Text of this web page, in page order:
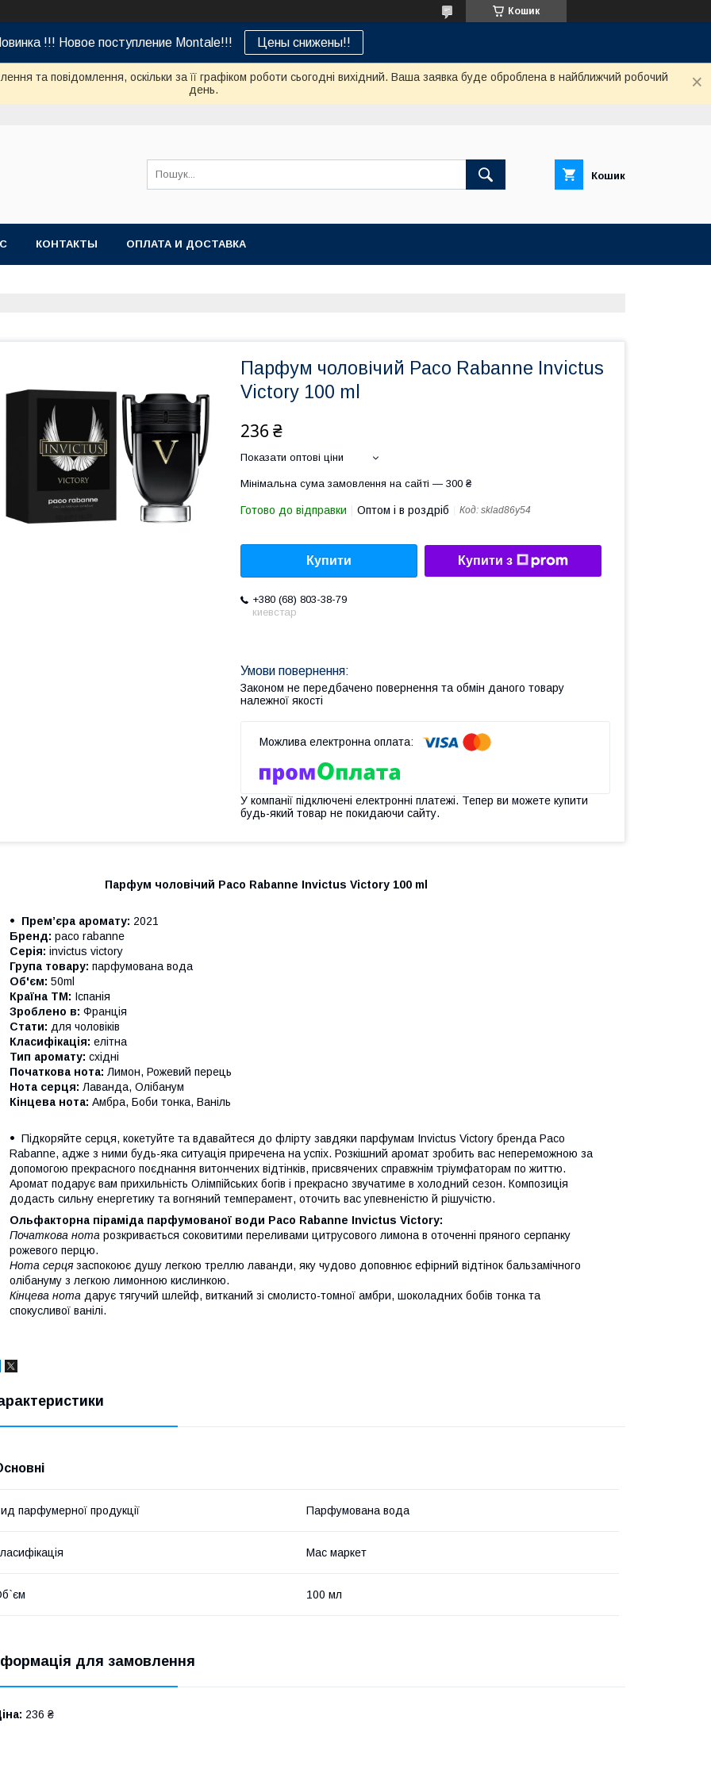
Кошик
!!! Новое поступление Montale!!! Цены снижены!!
та повідомлення, оскільки за її графіком роботи сьогодні вихідний. Ваша заявка буде оброблена в найближчий робочий
день.
Кошик
КОНТАКТЫ ОПЛАТА И ДОСТАВКА
Парфум чоловічий Paco Rabanne Invictus
Victory 100 ml
236 ₴
Показати оптові ціни
Мінімальна сума замовлення на сайті — 300 ₴
Готово до відправки Оптом і в роздріб Код: sklad86y54
Купити Купити з
+380 (68) 803-38-79
киевстар
Законом не передбачено повернення та обмін даного товару
належної якості
У компанії підключені електронні платежі. Тепер ви можете купити
будь-який товар не покидаючи сайту.
чоловічий Paco Rabanne Invictus Victory 100 ml
Прем’єра аромату: 2021
Бренд: paco rabanne
Серія: invictus victory
Група товару: парфумована вода
Об'єм: 50ml
Країна ТМ: Іспанія
Зроблено в: Франція
Стати: для чоловіків
Класифікація: елітна
Тип аромату: східні
Початкова нота: Лимон, Рожевий перець
Нота серця: Лаванда, Олібанум
Кінцева нота: Амбра, Боби тонка, Ваніль
Підкоряйте серця, кокетуйте та вдавайтеся до флірту завдяки парфумам Invictus Victory бренда Paco
Rabanne, адже з ними будь-яка ситуація приречена на успіх. Розкішний аромат зробить вас непереможною за
допомогою прекрасного поєднання витончених відтінків, присвячених справжнім тріумфаторам по життю.
Аромат подарує вам прихильність Олімпійських богів і прекрасно звучатиме в холодний сезон. Композиція
додасть сильну енергетику та вогняний темперамент, оточить вас упевненістю й рішучістю.
Ольфакторна піраміда парфумованої води Paco Rabanne Invictus Victory:
Початкова нота розкривається соковитими переливами цитрусового лимона в оточенні пряного серпанку
рожевого перцю.
Нота серцязаспокоює душу легкою треллю лаванди, яку чудово доповнює ефірний відтінок бальзамічного
олібануму з легкою лимонною кислинкою.
Кінцева нота дарує тягучий шлейф, витканий зі смолисто-томної амбри, шоколадних бобів тонка та
спокусливої ванілі.
парфумерної продукції Парфумована вода
Мас маркет
100 мл
для замовлення
236 ₴